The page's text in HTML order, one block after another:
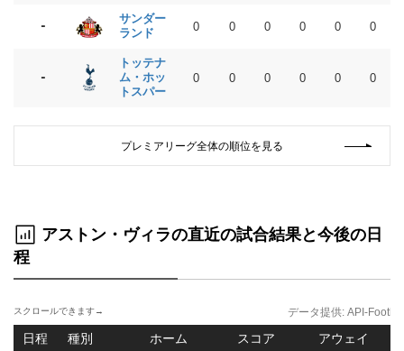
-
サンダー
ランド
0 0 0 0 0 0
-
トッテナ
ム・ホッ
トスパー
0 0 0 0 0 0
プレミアリーグ全体の順位を見る
アストン・ヴィラの直近の試合結果と今後の日
程
日程 種別 ホーム スコア アウェイ
データ提供: API-